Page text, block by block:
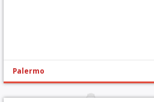
Palermo